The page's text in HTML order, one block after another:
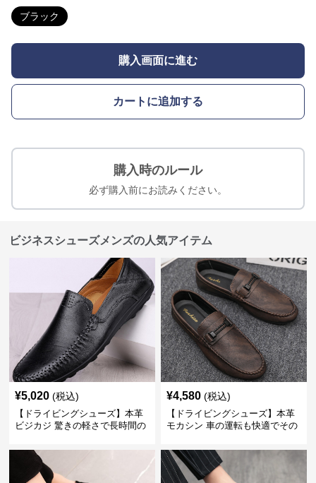
ブラック
購入画面に進む
カートに追加する
購入時のルール
必ず購入前にお読みください。
ビジネスシューズメンズの人気アイテム
¥5,020 (税込)
【ドライビングシューズ】本革
ビジカジ 驚きの軽さで長時間の
¥4,580 (税込)
【ドライビングシューズ】本革
モカシン 車の運転も快適でその